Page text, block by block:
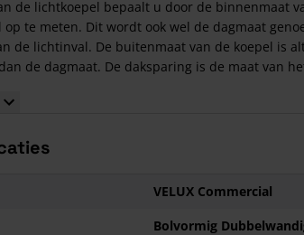
de lichtkoepel bepaalt u door de binnenmaat
op te meten. Dit wordt ook wel de dagmaat
de lichtinval. De buitenmaat van de koepel is
de dagmaat. De daksparing is de maat van
In dit geval: Dagmaat 80x80 cm = daksparing
VELUX Commercial
Bolvormig